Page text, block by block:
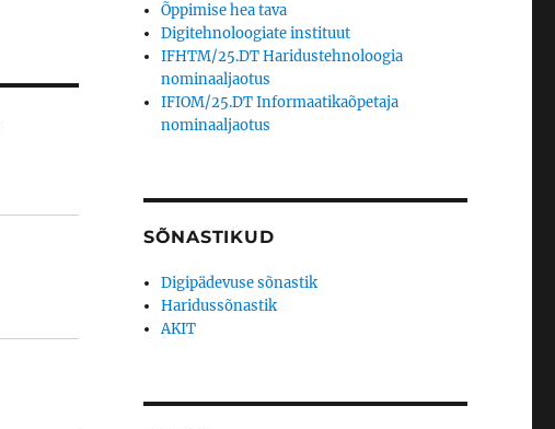
Õppimise hea tava
Digitehnoloogiate instituut
IFHTM/25.DT Haridustehnoloogia
nominaaljaotus
IFIOM/25.DT Informaatikaõpetaja
nominaaljaotus
SÕNASTIKUD
Digipädevuse sõnastik
Haridussõnastik
AKIT